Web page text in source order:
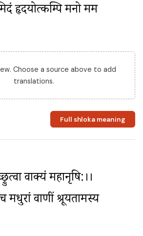
हृदयोत्कम्पि मनो मम
Choose a source above to add
translations.
Full shloka meaning
वाक्यं महानृषि:।।
वाणीं श्रूयतामस्य